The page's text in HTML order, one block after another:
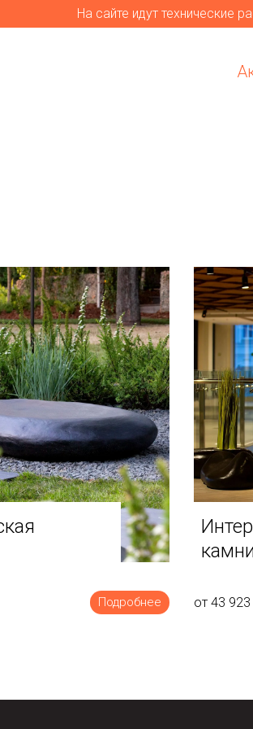
На сайте идут технические
Подробнее от 43 923